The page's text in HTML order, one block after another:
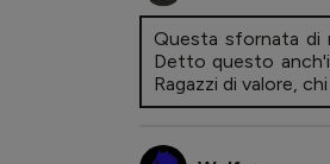
Questa sfornata di
Detto questo
Ragazzi di valore,